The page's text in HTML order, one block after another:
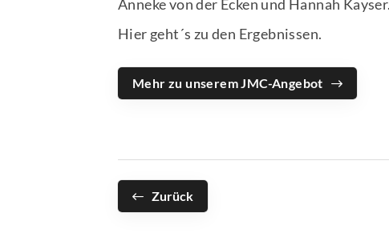
Anneke von der Ecken und Hannah Kayser.
Hier geht´s zu den Ergebnissen.
Mehr zu unserem JMC-Angebot
Zurück